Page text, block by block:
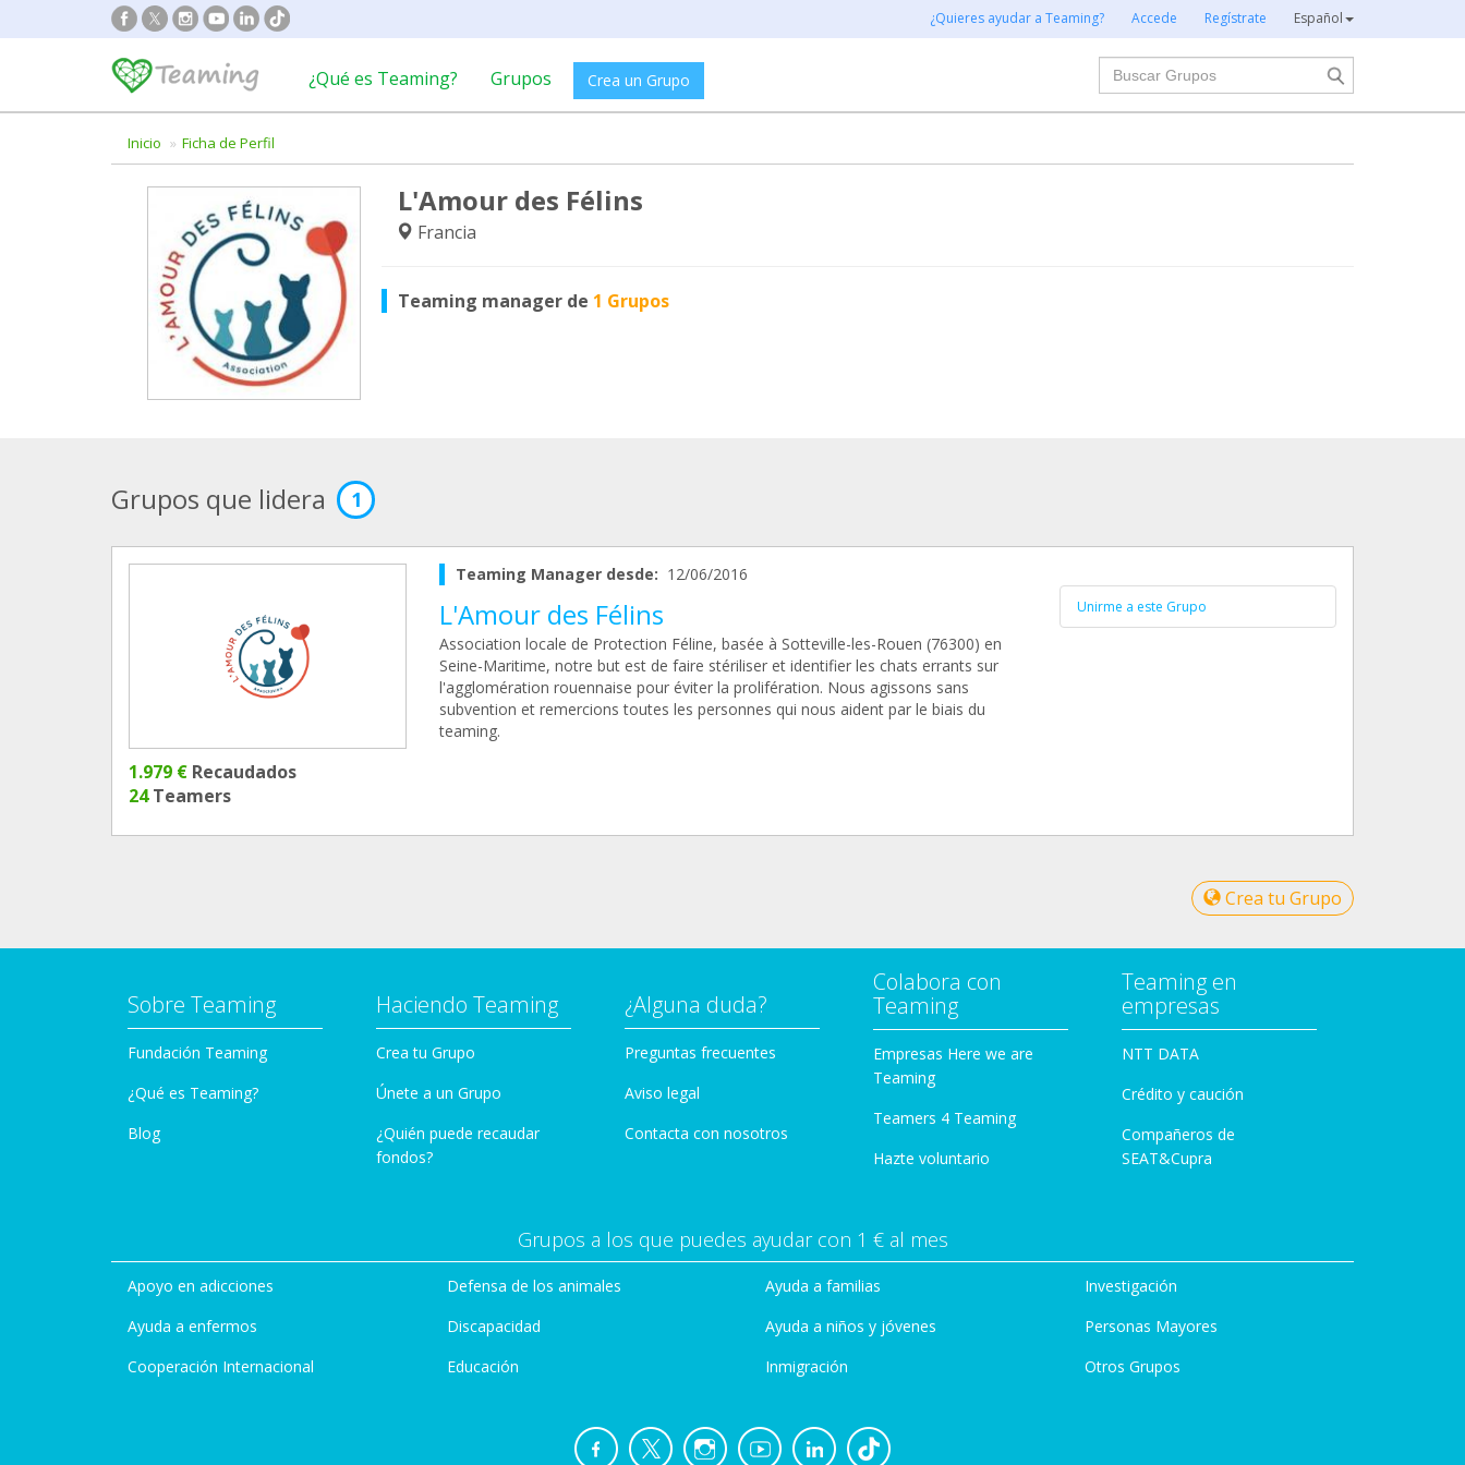
¿Quieres ayudar a Teaming? Accede Regístrate Español
¿Qué es Teaming? Grupos Crea un Grupo
Buscar
Inicio Ficha de Perfil
L'Amour des Félins
Francia
Teaming manager de 1 Grupos
Grupos que lidera 1
1.979 € Recaudados
24Teamers
Teaming Manager desde: 12/06/2016
L'Amour des Félins
Association locale de Protection Féline, basée à Sotteville-les-Rouen (76300) en
Seine-Maritime, notre but est de faire stériliser et identifier les chats errants sur
l'agglomération rouennaise pour éviter la prolifération. Nous agissons sans
subvention et remercions toutes les personnes qui nous aident par le biais du
teaming.
Unirme a este Grupo
Crea tu Grupo
Sobre Teaming
Fundación Teaming
¿Qué es Teaming?
Blog
Haciendo Teaming
Crea tu Grupo
Únete a un Grupo
¿Quién puede recaudar
fondos?
¿Alguna duda?
Preguntas frecuentes
Aviso legal
Contacta con nosotros
Colabora con
Teaming
Empresas Here we are
Teaming
Teamers 4 Teaming
Hazte voluntario
Teaming en
empresas
NTT DATA
Crédito y caución
Compañeros de
SEAT&Cupra
Grupos a los que puedes ayudar con 1 € al mes
Apoyo en adicciones
Ayuda a enfermos
Cooperación Internacional
Defensa de los animales
Discapacidad
Educación
Ayuda a familias
Ayuda a niños y jóvenes
Inmigración
Investigación
Personas Mayores
Otros Grupos